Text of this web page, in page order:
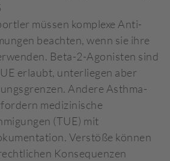
müssen komplexe Anti-
beachten, wenn sie ihre
Beta-2-Agonisten sind
erlaubt, unterliegen aber
Andere Asthma-
medizinische
(TUE) mit
Verstöße können
Konsequenzen